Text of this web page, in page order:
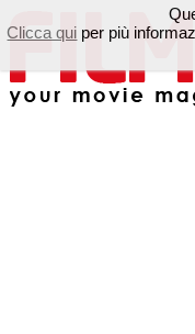
Clicca qui per più